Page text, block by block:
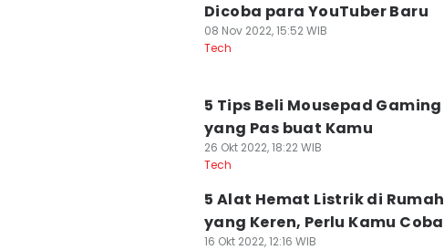
Dicoba para YouTuber Baru
08 Nov 2022, 15:52 WIB
Tech
5 Tips Beli Mousepad Gaming
yang Pas buat Kamu
26 Okt 2022, 18:22 WIB
Tech
5 Alat Hemat Listrik di Rumah
yang Keren, Perlu Kamu Coba
16 Okt 2022, 12:16 WIB